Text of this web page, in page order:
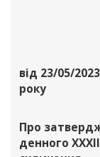
від 23/05/2023
року
Про
денного ХХХІІ